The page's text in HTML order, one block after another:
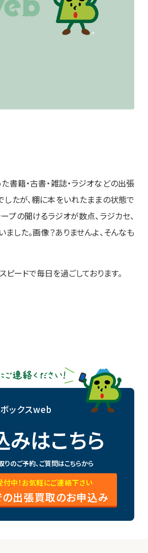
籍・古書・雑誌・ラジオなどの出張
したが、棚に本をいれたままの状態で
プの聞けるラジオが数点、ラジカセ、
した。画像？ありませんよ、そんなも
ピードで毎日を過ごしております。
ックスweb
はこちら
のご予約、ご質問はこちらから
中！お気軽にご連絡下さい
の出張買取のお申込み